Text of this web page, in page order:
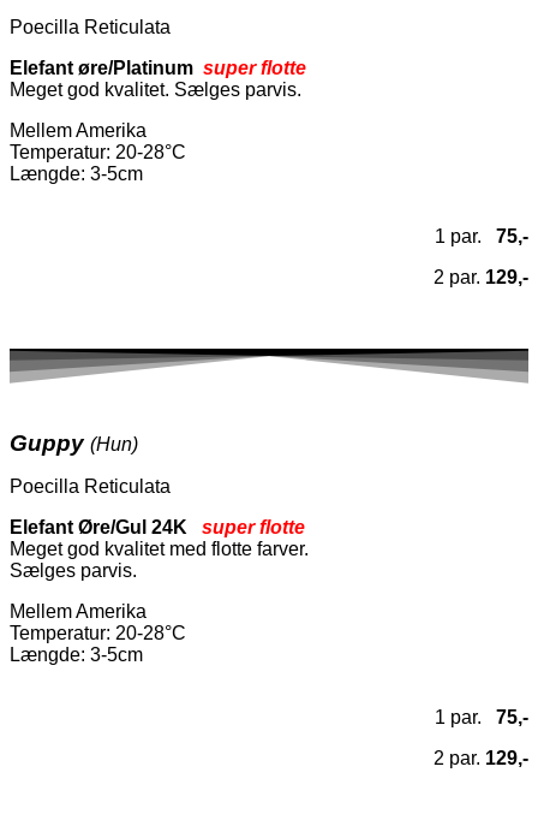
Poecilla Reticulata
Elefant øre/Platinum super flotte
Meget god kvalitet. Sælges parvis.
Mellem Amerika
Temperatur: 20-28°C
Længde: 3-5cm
1 par. 75,-
2 par. 129,-
Guppy (Hun)
Poecilla Reticulata
Elefant Øre/Gul 24K super flotte
Meget god kvalitet med flotte farver.
Sælges parvis.
Mellem Amerika
Temperatur: 20-28°C
Længde: 3-5cm
1 par. 75,-
2 par. 129,-